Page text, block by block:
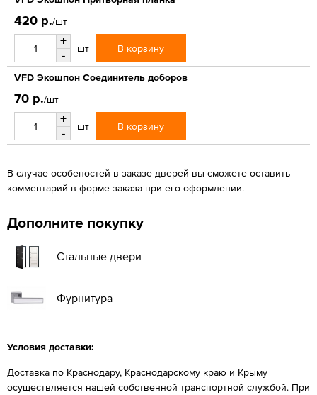
420 р./шт
+
-
шт В корзину
VFD Экошпон Соединитель доборов
70 р./шт
+
-
шт В корзину
В случае особеностей в заказе дверей вы сможете оставить
комментарий в форме заказа при его оформлении.
Дополните покупку
Стальные двери
Фурнитура
Условия доставки:
Доставка по Краснодару, Краснодарскому краю и Крыму
осуществляется нашей собственной транспортной службой. При